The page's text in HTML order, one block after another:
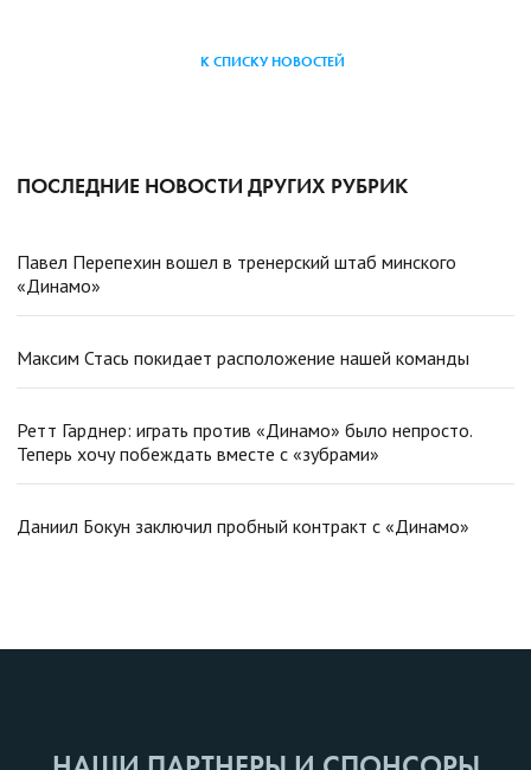
К СПИСКУ НОВОСТЕЙ
ПОСЛЕДНИЕ НОВОСТИ ДРУГИХ РУБРИК
Павел Перепехин вошел в тренерский штаб минского
«Динамо»
Максим Стась покидает расположение нашей команды
Ретт Гарднер: играть против «Динамо» было непросто.
Теперь хочу побеждать вместе с «зубрами»
Даниил Бокун заключил пробный контракт с «Динамо»